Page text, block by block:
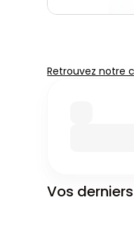
Retrouvez notre
Vos